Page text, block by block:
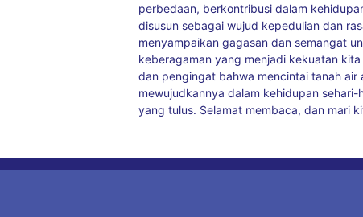
perbedaan, berkontribusi dalam
disusun sebagai wujud kepedulian dan
menyampaikan gagasan dan semangat
keberagaman yang menjadi kekuatan
dan pengingat bahwa mencintai tanah air
mewujudkannya dalam kehidupan
yang tulus. Selamat membaca, dan mari